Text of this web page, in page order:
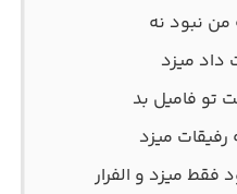
من نبود نه
میزد
فامیل بد
میزد
فقط میزد و الفرار